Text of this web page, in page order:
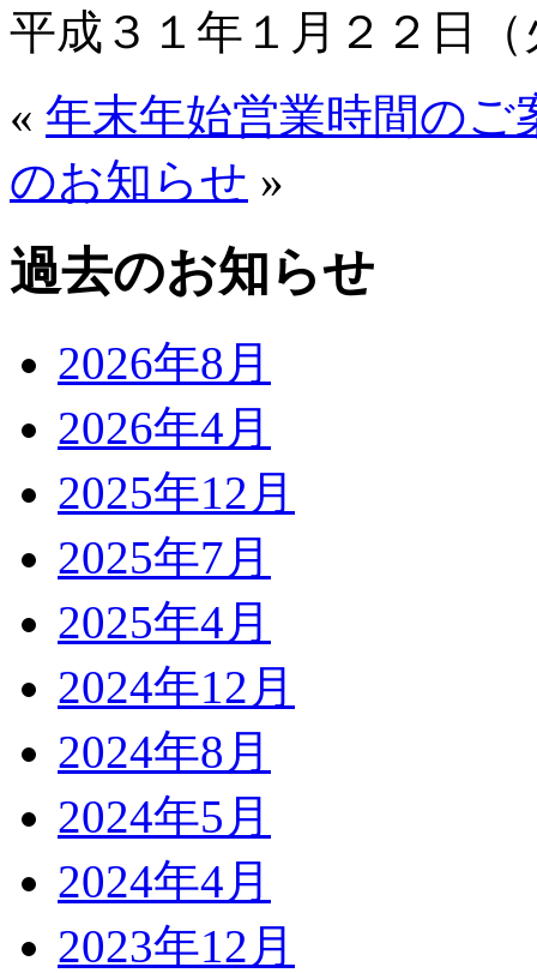
平成３１年１月２２日（
« 年末年始営業時間のご
のお知らせ »
過去のお知らせ
2026年8月
2026年4月
2025年12月
2025年7月
2025年4月
2024年12月
2024年8月
2024年5月
2024年4月
2023年12月